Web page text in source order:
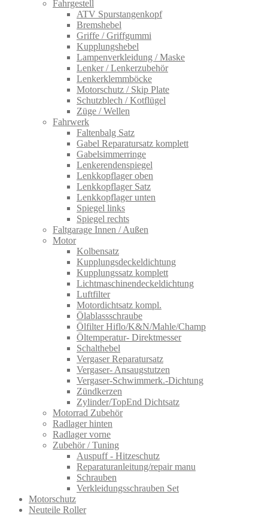
Fahrgestell
ATV Spurstangenkopf
Bremshebel
Griffe / Griffgummi
Kupplungshebel
Lampenverkleidung / Maske
Lenker / Lenkerzubehör
Lenkerklemmböcke
Motorschutz / Skip Plate
Schutzblech / Kotflügel
Züge / Wellen
Fahrwerk
Faltenbalg Satz
Gabel Reparatursatz komplett
Gabelsimmerringe
Lenkerendenspiegel
Lenkkopflager oben
Lenkkopflager Satz
Lenkkopflager unten
Spiegel links
Spiegel rechts
Faltgarage Innen / Außen
Motor
Kolbensatz
Kupplungsdeckeldichtung
Kupplungssatz komplett
Lichtmaschinendeckeldichtung
Luftfilter
Motordichtsatz kompl.
Ölablassschraube
Ölfilter Hiflo/K&N/Mahle/Champ
Öltemperatur- Direktmesser
Schalthebel
Vergaser Reparatursatz
Vergaser- Ansaugstutzen
Vergaser-Schwimmerk.-Dichtung
Zündkerzen
Zylinder/TopEnd Dichtsatz
Motorrad Zubehör
Radlager hinten
Radlager vorne
Zubehör / Tuning
Auspuff - Hitzeschutz
Reparaturanleitung/repair manu
Schrauben
Verkleidungsschrauben Set
Motorschutz
Neuteile Roller